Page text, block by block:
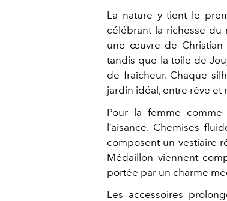
La nature y tient le
célébrant la richesse du
une œuvre de Christian
tandis que la toile de
de fraîcheur. Chaque
jardin idéal, entre rêve et
Pour la femme
l’aisance. Chemises
composent un vestiaire
Médaillon viennent
portée par un charme
Les accessoires